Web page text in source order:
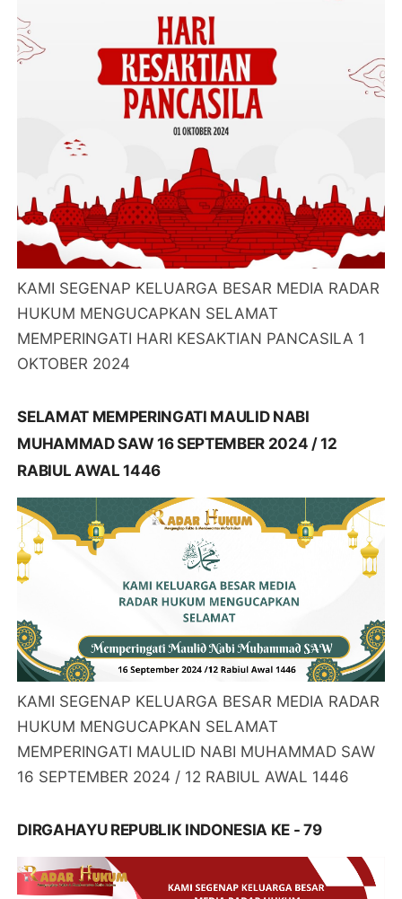
KAMI SEGENAP KELUARGA BESAR MEDIA RADAR
HUKUM MENGUCAPKAN SELAMAT
MEMPERINGATI HARI KESAKTIAN PANCASILA 1
OKTOBER 2024
SELAMAT MEMPERINGATI MAULID NABI
MUHAMMAD SAW 16 SEPTEMBER 2024 / 12
RABIUL AWAL 1446
KAMI SEGENAP KELUARGA BESAR MEDIA RADAR
HUKUM MENGUCAPKAN SELAMAT
MEMPERINGATI MAULID NABI MUHAMMAD SAW
16 SEPTEMBER 2024 / 12 RABIUL AWAL 1446
DIRGAHAYU REPUBLIK INDONESIA KE - 79